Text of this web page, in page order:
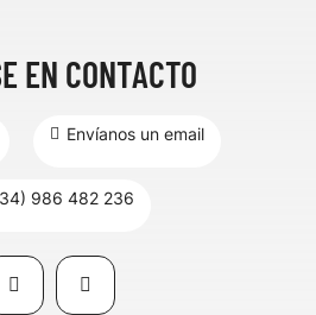
EN CONTACTO
Envíanos un email
986 482 236